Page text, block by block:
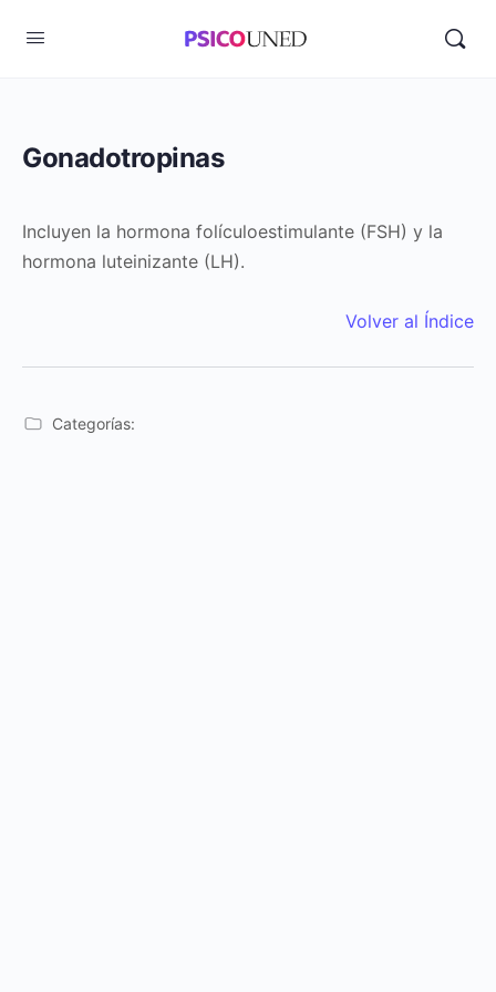
Gonadotropinas
Incluyen la hormona folículoestimulante (FSH) y la
hormona luteinizante (LH).
Volver al Índice
Categorías: